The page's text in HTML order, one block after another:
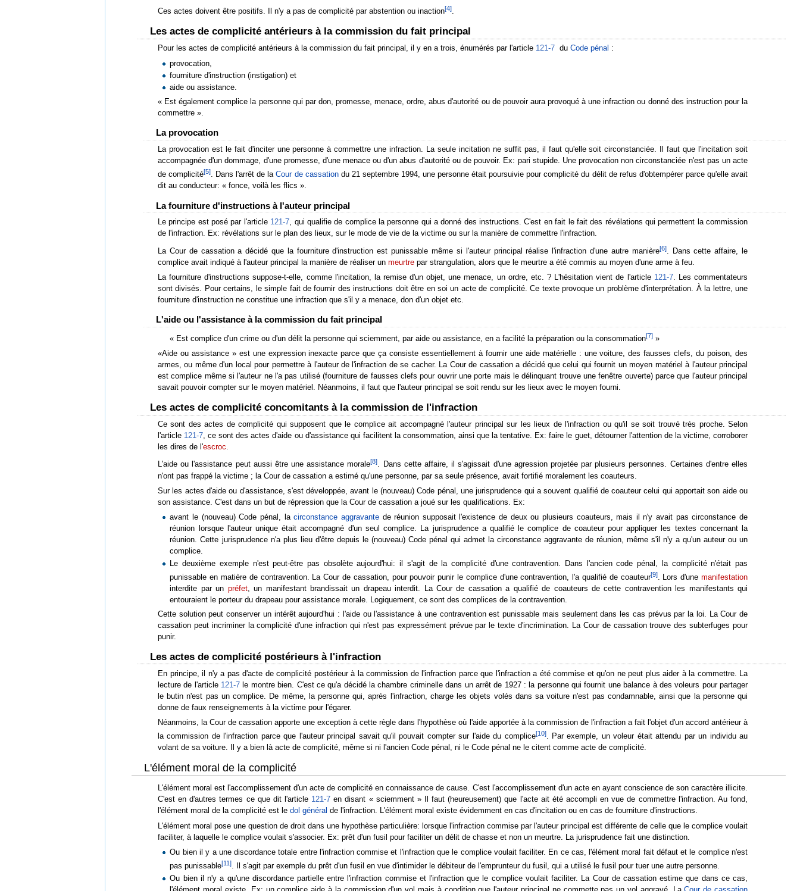
Ces actes doivent être positifs. Il n'y a pas de complicité par abstention ou inaction[4].
Les actes de complicité antérieurs à la commission du fait principal
Pour les actes de complicité antérieurs à la commission du fait principal, il y en a trois, énumérés par l'article 121-7 du Code pénal :
provocation,
fourniture d'instruction (instigation) et
aide ou assistance.
« Est également complice la personne qui par don, promesse, menace, ordre, abus d'autorité ou de pouvoir aura provoqué à une infraction ou donné des instruction pour la
commettre ».
La provocation
La provocation est le fait d'inciter une personne à commettre une infraction. La seule incitation ne suffit pas, il faut qu'elle soit circonstanciée. Il faut que l'incitation soit
accompagnée d'un dommage, d'une promesse, d'une menace ou d'un abus d'autorité ou de pouvoir. Ex: pari stupide. Une provocation non circonstanciée n'est pas un acte
de complicité[5]. Dans l'arrêt de laCour de cassationdu 21 septembre 1994, une personne était poursuivie pour complicité du délit de refus d'obtempérer parce qu'elle avait
dit au conducteur: « fonce, voilà les flics ».
La fourniture d'instructions à l'auteur principal
Le principe est posé par l'article 121-7, qui qualifie de complice la personne qui a donné des instructions. C'est en fait le fait des révélations qui permettent la commission
de l'infraction. Ex: révélations sur le plan des lieux, sur le mode de vie de la victime ou sur la manière de commettre l'infraction.
La Cour de cassation a décidé que la fourniture d'instruction est punissable même si l'auteur principal réalise l'infraction d'une autre manière[6]. Dans cette affaire, le
complice avait indiqué à l'auteur principal la manière de réaliser un meurtre par strangulation, alors que le meurtre a été commis au moyen d'une arme à feu.
La fourniture d'instructions suppose-t-elle, comme l'incitation, la remise d'un objet, une menace, un ordre, etc. ? L'hésitation vient de l'article 121-7. Les commentateurs
sont divisés. Pour certains, le simple fait de fournir des instructions doit être en soi un acte de complicité. Ce texte provoque un problème d'interprétation. À la lettre, une
fourniture d'instruction ne constitue une infraction que s'il y a menace, don d'un objet etc.
L'aide ou l'assistance à la commission du fait principal
« Est complice d'un crime ou d'un délit la personne qui sciemment, par aide ou assistance, en a facilité la préparation ou la consommation[7] »
«Aide ou assistance » est une expression inexacte parce que ça consiste essentiellement à fournir une aide matérielle : une voiture, des fausses clefs, du poison, des
armes, ou même d'un local pour permettre à l'auteur de l'infraction de se cacher. La Cour de cassation a décidé que celui qui fournit un moyen matériel à l'auteur principal
est complice même si l'auteur ne l'a pas utilisé (fourniture de fausses clefs pour ouvrir une porte mais le délinquant trouve une fenêtre ouverte) parce que l'auteur principal
savait pouvoir compter sur le moyen matériel. Néanmoins, il faut que l'auteur principal se soit rendu sur les lieux avec le moyen fourni.
Les actes de complicité concomitants à la commission de l'infraction
Ce sont des actes de complicité qui supposent que le complice ait accompagné l'auteur principal sur les lieux de l'infraction ou qu'il se soit trouvé très proche. Selon
l'article 121-7 , ce sont des actes d'aide ou d'assistance qui facilitent la consommation, ainsi que la tentative. Ex: faire le guet, détourner l'attention de la victime, corroborer
les dires de l'escroc
L'aide ou l'assistance peut aussi être une assistance morale[8]. Dans cette affaire, il s'agissait d'une agression projetée par plusieurs personnes. Certaines d'entre elles
n'ont pas frappé la victime ; la Cour de cassation a estimé qu'une personne, par sa seule présence, avait fortifié moralement les coauteurs.
Sur les actes d'aide ou d'assistance, s'est développée, avant le (nouveau) Code pénal, une jurisprudence qui a souvent qualifié de coauteur celui qui apportait son aide ou
son assistance. C'est dans un but de répression que la Cour de cassation a joué sur les qualifications. Ex:
avant le (nouveau) Code pénal, lacirconstance aggravantede réunion supposait l'existence de deux ou plusieurs coauteurs, mais il n'y avait pas circonstance de
réunion lorsque l'auteur unique était accompagné d'un seul complice. La jurisprudence a qualifié le complice de coauteur pour appliquer les textes concernant la
réunion. Cette jurisprudence n'a plus lieu d'être depuis le (nouveau) Code pénal qui admet la circonstance aggravante de réunion, même s'il n'y a qu'un auteur ou un
complice.
Le deuxième exemple n'est peut-être pas obsolète aujourd'hui: il s'agit de la complicité d'une contravention. Dans l'ancien code pénal, la complicité n'était pas
punissable en matière de contravention. La Cour de cassation, pour pouvoir punir le complice d'une contravention, l'a qualifié de coauteur[9]. Lors d'une manifestation
interdite par un préfet, un manifestant brandissait un drapeau interdit. La Cour de cassation a qualifié de coauteurs de cette contravention les manifestants qui
entouraient le porteur du drapeau pour assistance morale. Logiquement, ce sont des complices de la contravention.
Cette solution peut conserver un intérêt aujourd'hui : l'aide ou l'assistance à une contravention est punissable mais seulement dans les cas prévus par la loi. La Cour de
cassation peut incriminer la complicité d'une infraction qui n'est pas expressément prévue par le texte d'incrimination. La Cour de cassation trouve des subterfuges pour
punir.
Les actes de complicité postérieurs à l'infraction
En principe, il n'y a pas d'acte de complicité postérieur à la commission de l'infraction parce que l'infraction a été commise et qu'on ne peut plus aider à la commettre. La
lecture de l'article 121-7 le montre bien. C'est ce qu'a décidé la chambre criminelle dans un arrêt de 1927 : la personne qui fournit une balance à des voleurs pour partager
le butin n'est pas un complice. De même, la personne qui, après l'infraction, charge les objets volés dans sa voiture n'est pas condamnable, ainsi que la personne qui
donne de faux renseignements à la victime pour l'égarer.
Néanmoins, la Cour de cassation apporte une exception à cette règle dans l'hypothèse où l'aide apportée à la commission de l'infraction a fait l'objet d'un accord antérieur à
la commission de l'infraction parce que l'auteur principal savait qu'il pouvait compter sur l'aide du complice[10]. Par exemple, un voleur était attendu par un individu au
volant de sa voiture. Il y a bien là acte de complicité, même si ni l'ancien Code pénal, ni le Code pénal ne le citent comme acte de complicité.
L'élément moral de la complicité
L'élément moral est l'accomplissement d'un acte de complicité en connaissance de cause. C'est l'accomplissement d'un acte en ayant conscience de son caractère illicite.
C'est en d'autres termes ce que dit l'article 121-7 en disant « sciemment » Il faut (heureusement) que l'acte ait été accompli en vue de commettre l'infraction. Au fond,
l'élément moral de la complicité est le dol général de l'infraction. L'élément moral existe évidemment en cas d'incitation ou en cas de fourniture d'instructions.
L'élément moral pose une question de droit dans une hypothèse particulière: lorsque l'infraction commise par l'auteur principal est différente de celle que le complice voulait
faciliter, à laquelle le complice voulait s'associer. Ex: prêt d'un fusil pour faciliter un délit de chasse et non un meurtre. La jurisprudence fait une distinction.
Ou bien il y a une discordance totale entre l'infraction commise et l'infraction que le complice voulait faciliter. En ce cas, l'élément moral fait défaut et le complice n'est
pas punissable[11]. Il s'agit par exemple du prêt d'un fusil en vue d'intimider le débiteur de l'emprunteur du fusil, qui a utilisé le fusil pour tuer une autre personne.
Ou bien il n'y a qu'une discordance partielle entre l'infraction commise et l'infraction que le complice voulait faciliter. La Cour de cassation estime que dans ce cas,